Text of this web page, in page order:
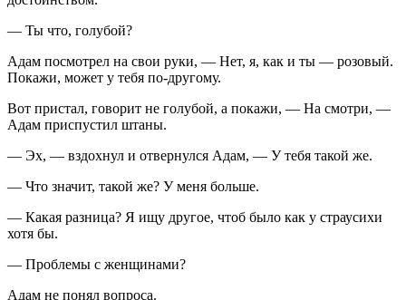
— Ты что, голубой?
Адам посмотрел на свои руки, — Нет, я, как и ты — розовый.
Покажи, может у тебя по-другому.
Вот пристал, говорит не голубой, а покажи, — На смотри, —
Адам приспустил штаны.
— Эх, — вздохнул и отвернулся Адам, — У тебя такой же.
— Что значит, такой же? У меня больше.
— Какая разница? Я ищу другое, чтоб было как у страусихи
хотя бы.
— Проблемы с женщинами?
Адам не понял вопроса.